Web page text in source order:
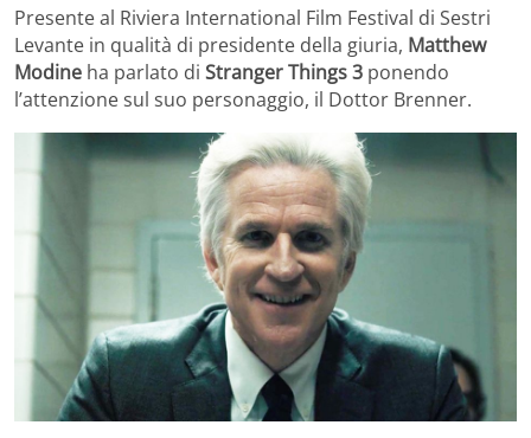
Presente al Riviera International Film Festival di Sestri
Levante in qualità di presidente della giuria, Matthew
Modine ha parlato di Stranger Things 3 ponendo
l’attenzione sul suo personaggio, il Dottor Brenner.